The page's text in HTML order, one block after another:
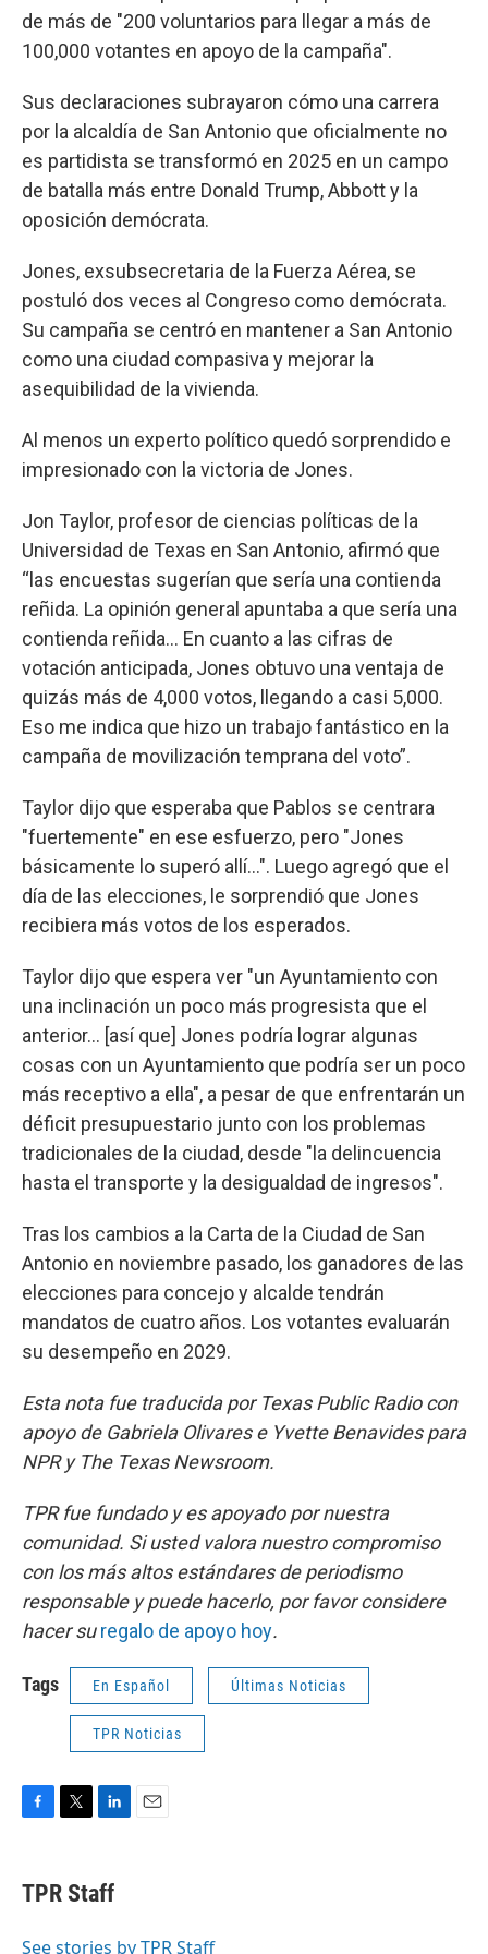
de más de "200 voluntarios para llegar a más de
100,000 votantes en apoyo de la campaña".
Sus declaraciones subrayaron cómo una carrera
por la alcaldía de San Antonio que oficialmente no
es partidista se transformó en 2025 en un campo
de batalla más entre Donald Trump, Abbott y la
oposición demócrata.
Jones, exsubsecretaria de la Fuerza Aérea, se
postuló dos veces al Congreso como demócrata.
Su campaña se centró en mantener a San Antonio
como una ciudad compasiva y mejorar la
asequibilidad de la vivienda.
Al menos un experto político quedó sorprendido e
impresionado con la victoria de Jones.
Jon Taylor, profesor de ciencias políticas de la
Universidad de Texas en San Antonio, afirmó que
“las encuestas sugerían que sería una contienda
reñida. La opinión general apuntaba a que sería una
contienda reñida... En cuanto a las cifras de
votación anticipada, Jones obtuvo una ventaja de
quizás más de 4,000 votos, llegando a casi 5,000.
Eso me indica que hizo un trabajo fantástico en la
campaña de movilización temprana del voto”.
Taylor dijo que esperaba que Pablos se centrara
"fuertemente" en ese esfuerzo, pero "Jones
básicamente lo superó allí...". Luego agregó que el
día de las elecciones, le sorprendió que Jones
recibiera más votos de los esperados.
Taylor dijo que espera ver "un Ayuntamiento con
una inclinación un poco más progresista que el
anterior... [así que] Jones podría lograr algunas
cosas con un Ayuntamiento que podría ser un poco
más receptivo a ella", a pesar de que enfrentarán un
déficit presupuestario junto con los problemas
tradicionales de la ciudad, desde "la delincuencia
hasta el transporte y la desigualdad de ingresos".
Tras los cambios a la Carta de la Ciudad de San
Antonio en noviembre pasado, los ganadores de las
elecciones para concejo y alcalde tendrán
mandatos de cuatro años. Los votantes evaluarán
su desempeño en 2029.
Esta nota fue traducida por Texas Public Radio con
apoyo de Gabriela Olivares e Yvette Benavides para
NPR y The Texas Newsroom.
TPR fue fundado y es apoyado por nuestra
comunidad. Si usted valora nuestro compromiso
con los más altos estándares de periodismo
responsable y puede hacerlo, por favor considere
hacer suregalo de apoyo hoy.
Tags En Español Últimas Noticias
TPR Noticias
F
e
b
o
T
t
t
r
L
k
e
I
E
TPR Staff
See stories by TPR Staff